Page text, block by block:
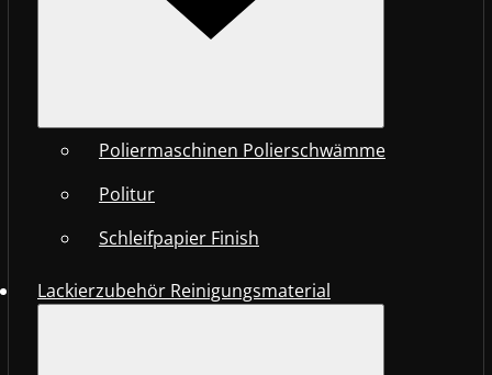
Poliermaschinen Polierschwämme
Politur
Schleifpapier Finish
Lackierzubehör Reinigungsmaterial